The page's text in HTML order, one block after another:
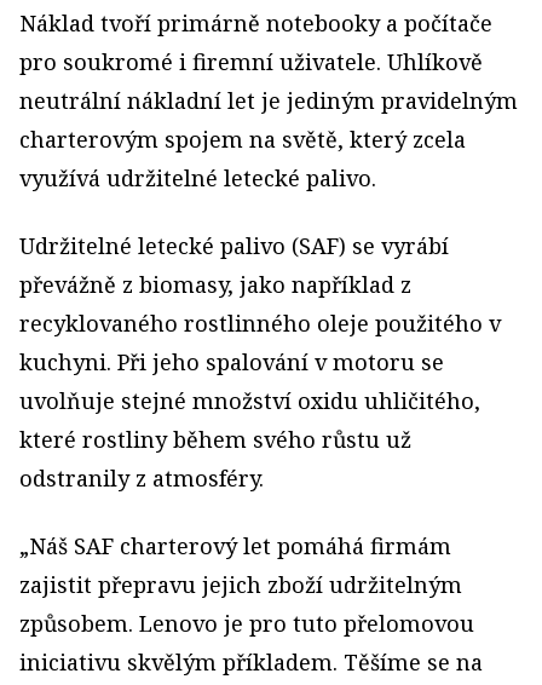
Náklad tvoří primárně notebooky a počítače
pro soukromé i firemní uživatele. Uhlíkově
neutrální nákladní let je jediným pravidelným
charterovým spojem na světě, který zcela
využívá udržitelné letecké palivo.
Udržitelné letecké palivo (SAF) se vyrábí
převážně z biomasy, jako například z
recyklovaného rostlinného oleje použitého v
kuchyni. Při jeho spalování v motoru se
uvolňuje stejné množství oxidu uhličitého,
které rostliny během svého růstu už
odstranily z atmosféry.
„Náš SAF charterový let pomáhá firmám
zajistit přepravu jejich zboží udržitelným
způsobem. Lenovo je pro tuto přelomovou
iniciativu skvělým příkladem. Těšíme se na